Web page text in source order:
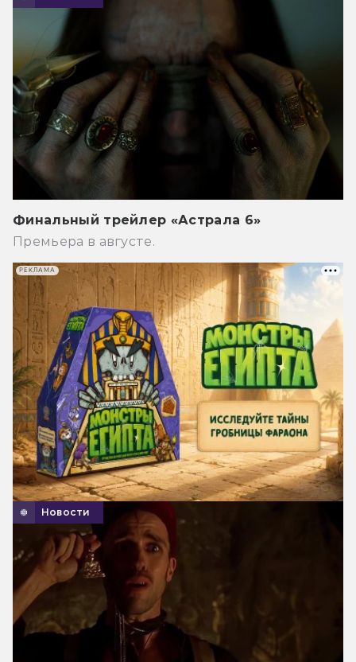
Финальный трейлер «Астрала 6»
Премьера в августе.
Новости
РЕКЛАМА